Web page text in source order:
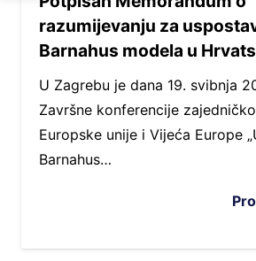
razumijevanju za
Barnahus modela u
U Zagrebu je dana 19. svibnja
Završne konferencije
Europske unije i Vijeća Europe
Barnahus…